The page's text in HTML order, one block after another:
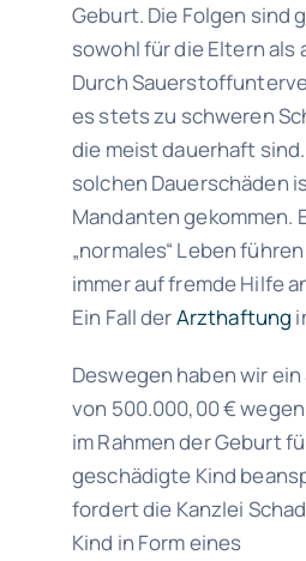
Geburt. Die Folgen sind
sowohl für die Eltern als
Durch
es stets zu schweren
die meist dauerhaft
solchen Dauerschäden
Mandanten gekommen.
„normales“ Leben
immer auf fremde Hilfe
Ein Fall derArzthaftung
Deswegen haben wir
von 500.000,00 €
im Rahmen der Geburt
geschädigte Kind
fordert die Kanzlei
Kind in Form eines